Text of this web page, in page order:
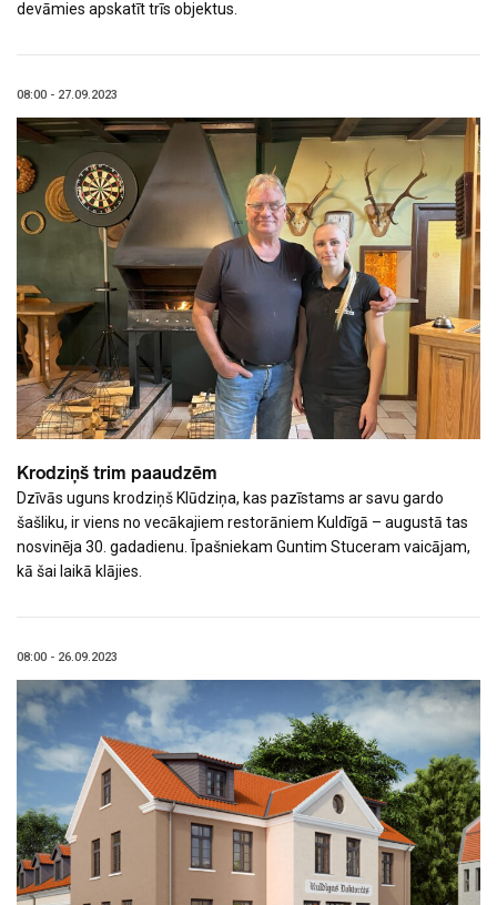
devāmies apskatīt trīs objektus.
Krodziņš trim paaudzēm
Dzīvās uguns krodziņš Klūdziņa, kas pazīstams ar savu gardo
šašliku, ir viens no vecākajiem restorāniem Kuldīgā – augustā tas
nosvinēja 30. gadadienu. Īpašniekam Guntim Stuceram vaicājam,
kā šai laikā klājies.
08:00 - 27.09.2023
08:00 - 26.09.2023